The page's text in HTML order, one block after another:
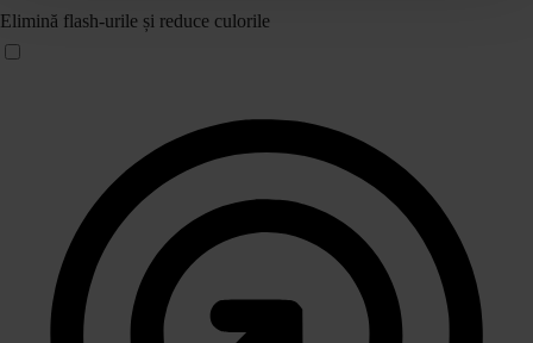
Elimină flash-urile și reduce culorile